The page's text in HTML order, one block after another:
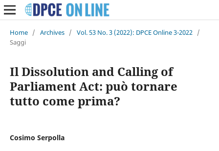
Home / Archives / Vol. 53 No. 3 (2022): DPCE Online 3-2022 /
Saggi
Il Dissolution and Calling of
Parliament Act: può tornare
tutto come prima?
Cosimo Serpolla